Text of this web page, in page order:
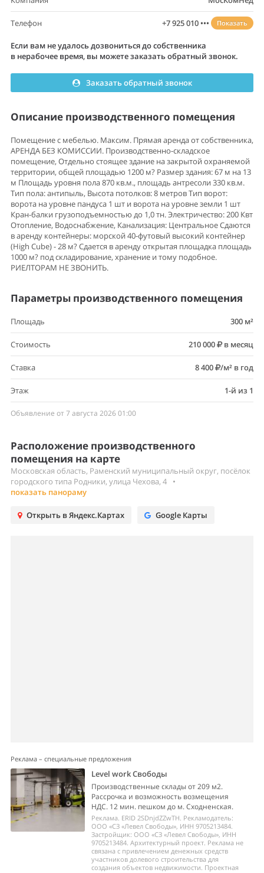
Телефон +7 925 010 ••• Показать
Если вам не удалось дозвониться до собственника
в нерабочее время, вы можете заказать обратный звонок.
Заказать обратный звонок
Описание производственного помещения
Помещение с мебелью. Максим. Прямая аренда от собственника,
АРЕНДА БЕЗ КОМИССИИ. Производственно-складское
помещение, Отдельно стоящее здание на закрытой охраняемой
территории, общей площадью 1200 м? Размер здания: 67 м на 13
м Площадь уровня пола 870 кв.м., площадь антресоли 330 кв.м.
Тип пола: антипыль, Высота потолков: 8 метров Тип ворот:
ворота на уровне пандуса 1 шт и ворота на уровне земли 1 шт
Кран-балки грузоподъемностью до 1,0 тн. Электричество: 200 Квт
Отопление, Водоснабжение, Канализация: Центральное Сдаются
в аренду контейнеры: морской 40-футовый высокий контейнер
(Нigh Сubе) - 28 м? Сдается в аренду открытая площадка площадь
1000 м? под складирование, хранение и тому подобное.
РИЕЛТОРАМ НЕ ЗВОНИТЬ.
Параметры производственного помещения
Площадь 300 м²
Стоимость 210 000 в месяц
Ставка 8 400 /м² в год
Этаж 1-й из 1
Объявление от 7 августа 2026 01:00
Расположение производственного
помещения на карте
Московская область, Раменский муниципальный округ, посёлок
городского типа Родники, улица Чехова, 4
•
показать панораму
Открыть в Яндекс.Картах Google Карты
Реклама – специальные предложения
Level work Свободы
Производственные склады от 209 м2.
Рассрочка и возможность возмещения
НДС. 12 мин. пешком до м. Сходненская.
Реклама. ERID 2SDnjdZZwTH. Рекламодатель:
ООО «СЗ «Левел Свободы», ИНН 9705213484.
Застройщик: ООО «СЗ «Левел Свободы», ИНН
9705213484. Архитектурный проект. Реклама не
связана с привлечением денежных средств
участников долевого строительства для
создания объектов недвижимости. Проектная